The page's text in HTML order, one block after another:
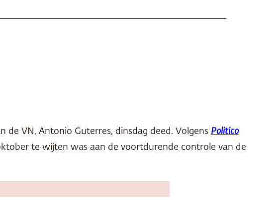
de VN, Antonio Guterres, dinsdag deed. Volgens Politico
te wijten was aan de voortdurende controle van de